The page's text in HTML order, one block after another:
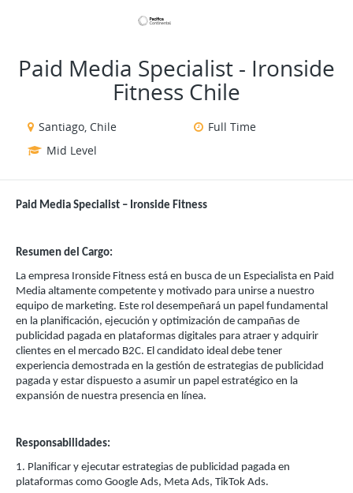
Paid Media Specialist - Ironside
Fitness Chile
Santiago, Chile
Full Time
Mid Level
Paid Media Specialist – Ironside Fitness
Resumen del Cargo:
La empresa Ironside Fitness está en busca de un Especialista en Paid
Media altamente competente y motivado para unirse a nuestro
equipo de marketing. Este rol desempeñará un papel fundamental
en la planificación, ejecución y optimización de campañas de
publicidad pagada en plataformas digitales para atraer y adquirir
clientes en el mercado B2C. El candidato ideal debe tener
experiencia demostrada en la gestión de estrategias de publicidad
pagada y estar dispuesto a asumir un papel estratégico en la
expansión de nuestra presencia en línea.
Responsabilidades:
1. Planificar y ejecutar estrategias de publicidad pagada en
plataformas como Google Ads, Meta Ads, TikTok Ads.